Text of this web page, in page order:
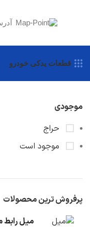
قطعات یدکی خودرو
موجودی
حراج
موجود است
پرفروش ترین محصولات
میل رابط